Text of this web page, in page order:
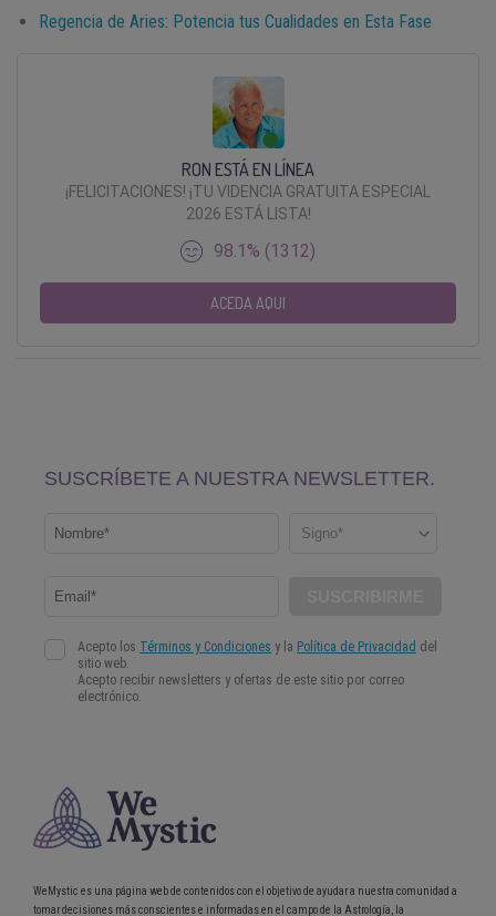
Regencia de Aries: Potencia tus Cualidades en Esta Fase
RON ESTÁ EN LÍNEA
¡FELICITACIONES! ¡TU VIDENCIA GRATUITA ESPECIAL
2026 ESTÁ LISTA!
98.1% (1312)
ACEDA AQUI
WeMystic es una página web de contenidos con el objetivo de ayudar a nuestra comunidad a
tomar decisiones más conscientes e informadas en el campo de la Astrología, la